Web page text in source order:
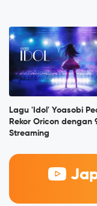
Lagu 'Idol' Yoasobi
Rekor Oricon dengan
Streaming